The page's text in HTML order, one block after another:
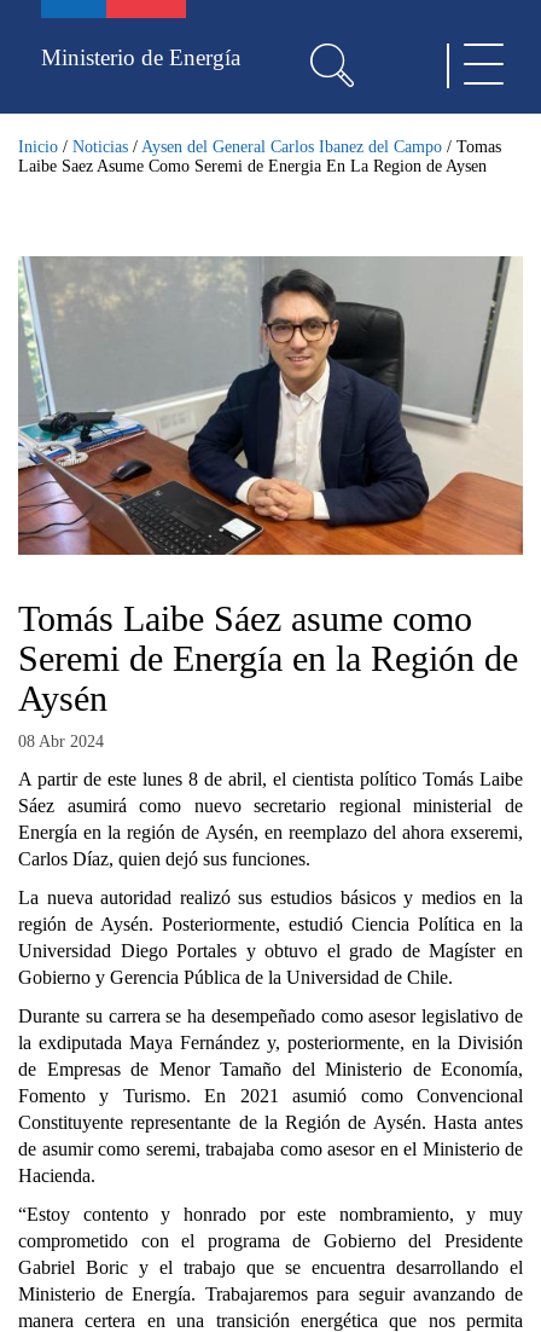
contenidoMinisterio de Energía
Inicio / Noticias / Aysen del General Carlos Ibanez del Campo / Tomas
Laibe Saez Asume Como Seremi de Energia En La Region de Aysen
Tomás Laibe Sáez asume como
Seremi de Energía en la Región de
Aysén
08 Abr 2024
A partir de este lunes 8 de abril, el cientista político Tomás Laibe
Sáez asumirá como nuevo secretario regional ministerial de
Energía en la región de Aysén, en reemplazo del ahora exseremi,
Carlos Díaz, quien dejó sus funciones.
La nueva autoridad realizó sus estudios básicos y medios en la
región de Aysén. Posteriormente, estudió Ciencia Política en la
Universidad Diego Portales y obtuvo el grado de Magíster en
Gobierno y Gerencia Pública de la Universidad de Chile.
Durante su carrera se ha desempeñado como asesor legislativo de
la exdiputada Maya Fernández y, posteriormente, en la División
de Empresas de Menor Tamaño del Ministerio de Economía,
Fomento y Turismo. En 2021 asumió como Convencional
Constituyente representante de la Región de Aysén. Hasta antes
de asumir como seremi, trabajaba como asesor en el Ministerio de
Hacienda.
“Estoy contento y honrado por este nombramiento, y muy
comprometido con el programa de Gobierno del Presidente
Gabriel Boric y el trabajo que se encuentra desarrollando el
Ministerio de Energía. Trabajaremos para seguir avanzando de
manera certera en una transición energética que nos permita